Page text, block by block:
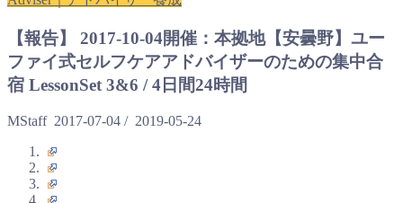
【報告】 2017-10-04開催：本拠地【安曇野】ユー
ファイ式セルフケアアドバイザーのための集中合
宿 LessonSet 3&6 / 4日間24時間
MStaff 2017-07-04 / 2019-05-24